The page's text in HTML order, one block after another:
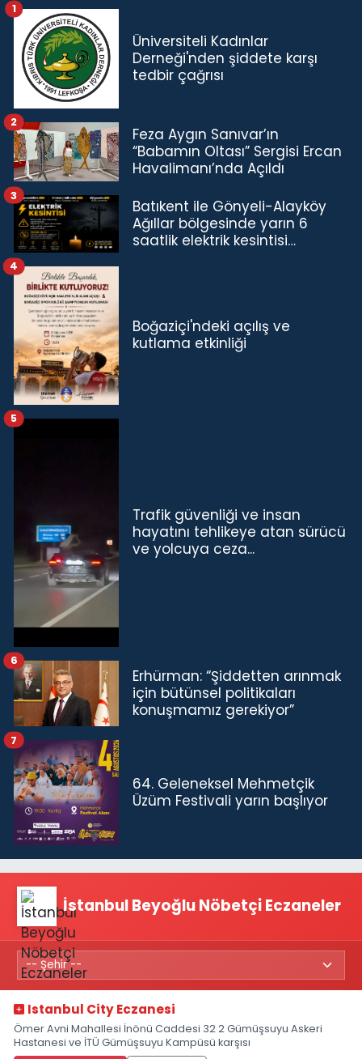
Üniversiteli Kadınlar
Derneği'nden şiddete karşı
tedbir çağrısı
1
Feza Aygın Sanıvar’ın
“Babamın Oltası” Sergisi Ercan
Havalimanı’nda Açıldı
2
Batıkent ile Gönyeli-Alayköy
Ağıllar bölgesinde yarın 6
saatlik elektrik kesintisi…
3
Boğaziçi'ndeki açılış ve
kutlama etkinliği
4
Trafik güvenliği ve insan
hayatını tehlikeye atan sürücü
ve yolcuya ceza...
5
Erhürman: “Şiddetten arınmak
için bütünsel politikaları
konuşmamız gerekiyor”
6
64. Geleneksel Mehmetçik
Üzüm Festivali yarın başlıyor
7
İstanbul Beyoğlu Nöbetçi Eczaneler
Istanbul City Eczanesi
Ömer Avni Mahallesi İnönü Caddesi 32 2 Gümüşsuyu Askeri
Hastanesi ve İTÜ Gümüşsuyu Kampüsü karşısı